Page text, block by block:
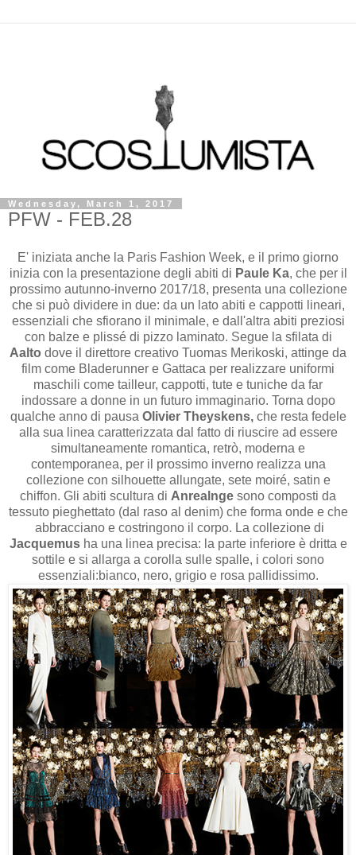
Wednesday, March 1, 2017
PFW - FEB.28
E' iniziata anche la Paris Fashion Week, e il primo giorno
inizia con la presentazione degli abiti di Paule Ka, che per il
prossimo autunno-inverno 2017/18, presenta una collezione
che si può dividere in due: da un lato abiti e cappotti lineari,
essenziali che sfiorano il minimale, e dall'altra abiti preziosi
con balze e plissé di pizzo laminato. Segue la sfilata di
Aalto dove il direttore creativo Tuomas Merikoski, attinge da
film come Bladerunner e Gattaca per realizzare uniformi
maschili come tailleur, cappotti, tute e tuniche da far
indossare a donne in un futuro immaginario. Torna dopo
qualche anno di pausa Olivier Theyskens,che resta fedele
alla sua linea caratterizzata dal fatto di riuscire ad essere
simultaneamente romantica, retrò, moderna e
contemporanea, per il prossimo inverno realizza una
collezione con silhouette allungate, sete moiré, satin e
chiffon. Gli abiti scultura di Anrealnge sono composti da
tessuto pieghettato(dal raso al denim) che forma onde e che
abbracciano e costringono il corpo. La collezione di
Jacquemusha una linea precisa: la parte inferiore è dritta e
sottile e si allarga a corolla sulle spalle, i colori sono
essenziali:bianco, nero, grigio e rosa pallidissimo.